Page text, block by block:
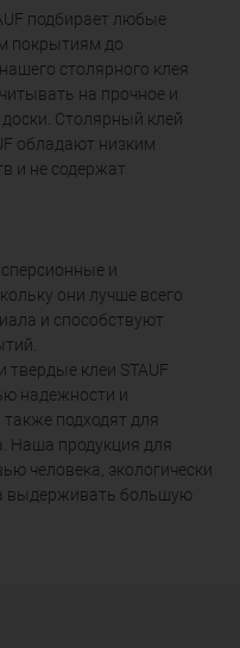
подбирает любые
покрытиям до
столярного клея
на прочное и
Столярный клей
обладают низким
и не содержат
и
они лучше всего
и способствуют
клеи STAUF
надежности и
подходят для
Наша продукция для
человека, экологически
выдерживать большую